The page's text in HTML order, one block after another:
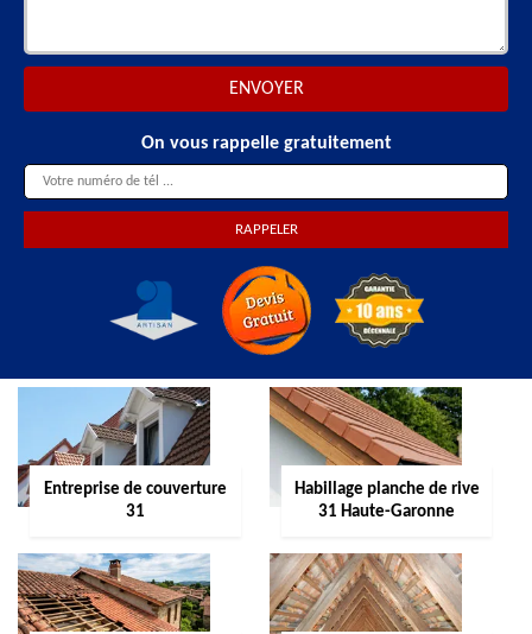
On vous rappelle gratuitement
Entreprise de couverture
31
Habillage planche de rive
31 Haute-Garonne